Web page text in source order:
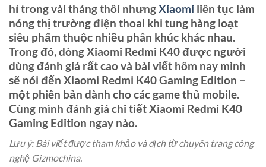
hỉ trong vài tháng thôi nhưngXiaomi liên tục làm
nóng thị trường điện thoai khi tung hàng loạt
siêu phẩm thuộc nhiều phân khúc khác nhau.
Trong đó, dòng Xiaomi Redmi K40 được người
dùng đánh giá rất cao và bài viết hôm nay mình
sẽ nói đến Xiaomi Redmi K40 Gaming Edition –
một phiên bản dành cho các game thủ mobile.
Cùng mình đánh giá chi tiết Xiaomi Redmi K40
Gaming Edition ngay nào.
Lưu ý: Bài viết được tham khảo và dịch từ chuyên trang công
nghệ Gizmochina.